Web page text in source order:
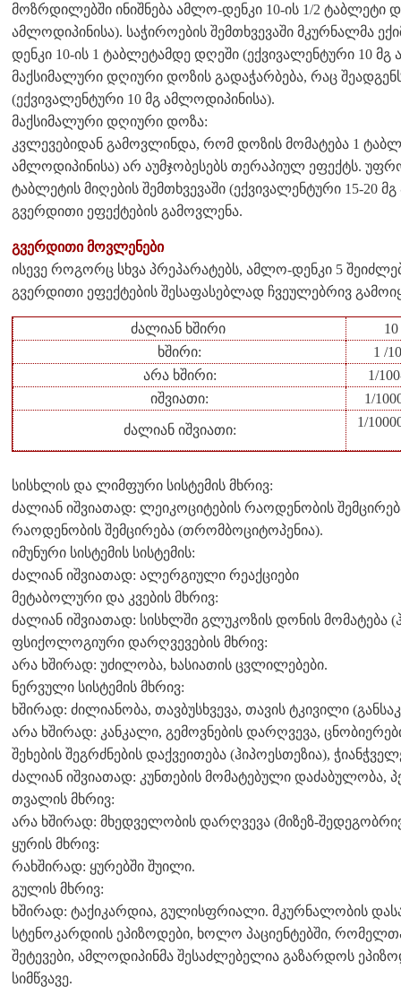
მოზრდილებში ინიშნება ამლო-დენკი 10-ის 1/2 ტაბლეტი
ამლოდიპინისა). საჭიროების შემთხვევაში მკურნალმა
დენკი 10-ის 1 ტაბლეტამდე დღეში (ექვივალენტური 10
მაქსიმალური დღიური დოზის გადაჭარბება, რაც
(ექვივალენტური 10 მგ ამლოდიპინისა).
მაქსიმალური დღიური დოზა:
კვლევებიდან გამოვლინდა, რომ დოზის მომატება 1
ამლოდიპინისა) არ აუმჯობესებს თერაპიულ ეფექტს.
ტაბლეტის მიღების შემთხვევაში (ექვივალენტური 15-
გვერდითი ეფექტების გამოვლენა.
გვერდითი მოვლენები
ისევე როგორც სხვა პრეპარატებს, ამლო-დენკი 5
გვერდითი ეფექტების შესაფასებლად ჩვეულებრივ
ძალიან ხშირი
ხშირი:
1 /
არა ხშირი:
1/
იშვიათი:
1/
ძალიან იშვიათი:
1/
სისხლის და ლიმფური სისტემის მხრივ:
ძალიან იშვიათად: ლეიკოციტების რაოდენობის
რაოდენობის შემცირება (თრომბოციტოპენია).
იმუნური სისტემის სისტემის:
ძალიან იშვიათად: ალერგიული რეაქციები
მეტაბოლური და კვების მხრივ:
ძალიან იშვიათად: სისხლში გლუკოზის დონის მომატება
ფსიქოლოგიური დარღვევების მხრივ:
არა ხშირად: უძილობა, ხასიათის ცვლილებები.
ნერვული სისტემის მხრივ:
ხშირად: ძილიანობა, თავბუსხვევა, თავის ტკივილი
არა ხშირად: კანკალი, გემოვნების დარღვევა,
შეხების შეგრძნების დაქვეითება (ჰიპოესთეზია),
ძალიან იშვიათად: კუნთების მომატებული დაძაბულობა,
თვალის მხრივ:
არა ხშირად: მხედველობის დარღვევა (მიზეზ-
ყურის მხრივ:
რახშირად: ყურებში შუილი.
გულის მხრივ:
ხშირად: ტაქიკარდია, გულისფრიალი. მკურნალობის
სტენოკარდიის ეპიზოდები, ხოლო პაციენტებში,
შეტევები, ამლოდიპინმა შესაძლებელია გაზარდოს
სიმწვავე.